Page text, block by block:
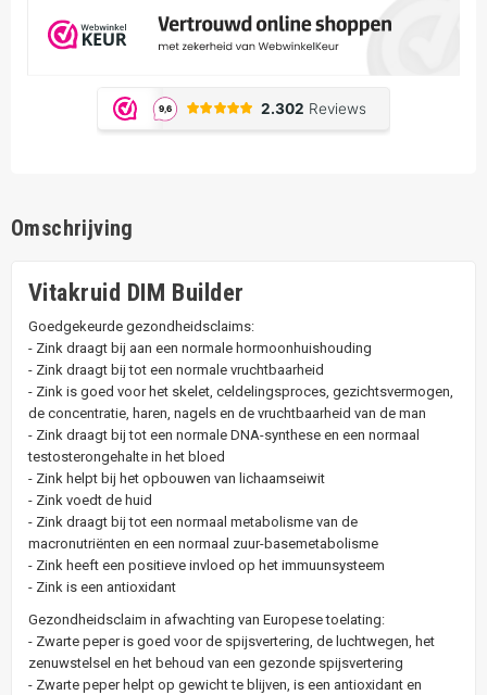
Omschrijving
Vitakruid DIM Builder
Goedgekeurde gezondheidsclaims:
- Zink draagt bij aan een normale hormoonhuishouding
- Zink draagt bij tot een normale vruchtbaarheid
- Zink is goed voor het skelet, celdelingsproces, gezichtsvermogen,
de concentratie, haren, nagels en de vruchtbaarheid van de man
- Zink draagt bij tot een normale DNA-synthese en een normaal
testosterongehalte in het bloed
- Zink helpt bij het opbouwen van lichaamseiwit
- Zink voedt de huid
- Zink draagt bij tot een normaal metabolisme van de
macronutriënten en een normaal zuur-basemetabolisme
- Zink heeft een positieve invloed op het immuunsysteem
- Zink is een antioxidant
Gezondheidsclaim in afwachting van Europese toelating:
- Zwarte peper is goed voor de spijsvertering, de luchtwegen, het
zenuwstelsel en het behoud van een gezonde spijsvertering
- Zwarte peper helpt op gewicht te blijven, is een antioxidant en